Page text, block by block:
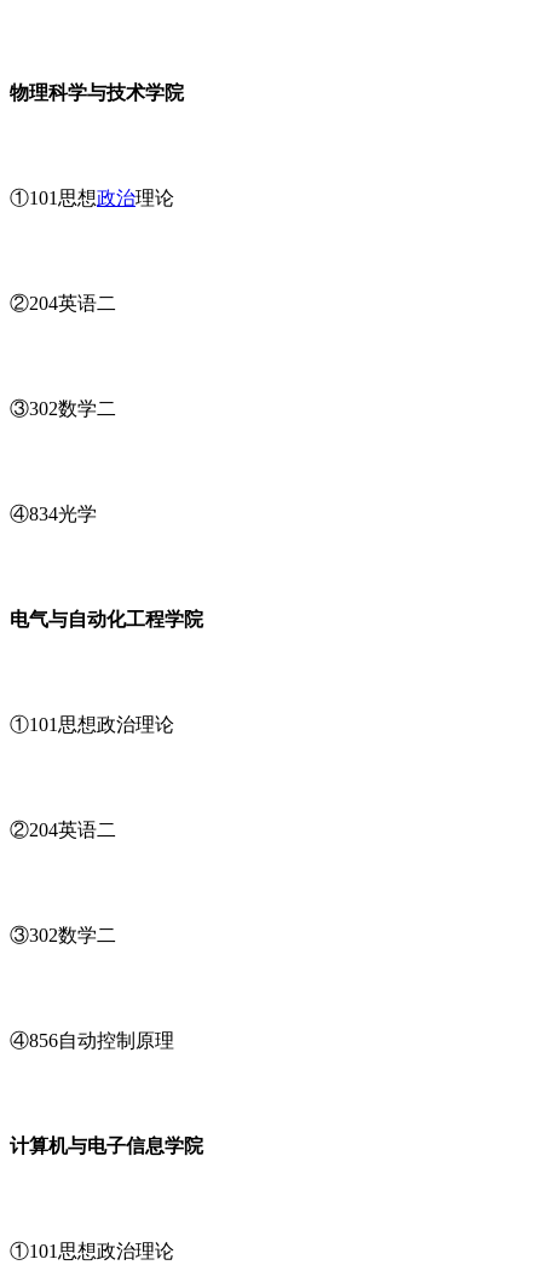
物理科学与技术学院
①101思想政治理论
②204英语二
③302数学二
④834光学
电气与自动化工程学院
①101思想政治理论
②204英语二
③302数学二
④856自动控制原理
计算机与电子信息学院
①101思想政治理论